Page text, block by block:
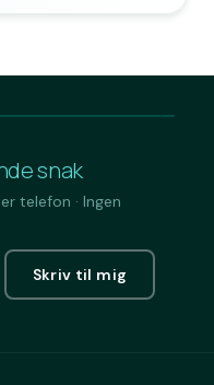
snak
telefon · Ingen
Skriv til mig